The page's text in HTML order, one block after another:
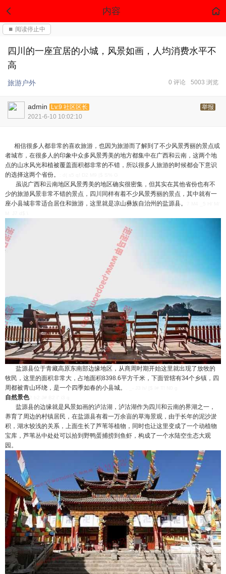
内容
⏹ 阅读停止中
四川的一座宜居的小城，风景如画，人均消费水平不
高
旅游户外 5003 浏览
0 评论
admin Lv.9 社区区长
举报
2021-6-10 10:02:10
相信很多人都非常的喜欢旅游，也因为旅游而了解到了不少风景秀丽的景点或
者城市，在很多人的印象中众多风景秀美的地方都集中在广西和云南，这两个地
点的山水风光和植被覆盖面积都非常的不错，所以很多人旅游的时候都会下意识
的选择这两个省份。
虽说广西和云南地区风景秀美的地区确实很密集，但其实在其他省份也有不
少的旅游风景非常不错的景点，四川同样有着不少风景秀丽的景点，其中就有一
座小县城非常适合居住和旅游，这里就是凉山彝族自治州的盐源县。
盐源县位于青藏高原东南部边缘地区，从商周时期开始这里就出现了放牧的
牧民，这里的面积非常大，占地面积8398.6平方千米，下面管辖有34个乡镇，四
周都被青山环绕，是一个四季如春的小县城。
自然景色2 b2 J# B2 i" i3 q
盐源县的边缘就是风景如画的泸沽湖，泸沽湖作为四川和云南的界湖之一，
养育了周边的村镇居民，在盐源县有着一万余亩的草海景观，由于长年的泥沙淤
积，湖水较浅的关系，上面生长了芦苇等植物，同时也让这里变成了一个动植物
宝库，芦苇丛中处处可以拾到野鸭蛋捕捞到鱼虾，构成了一个水陆空生态大观
园。